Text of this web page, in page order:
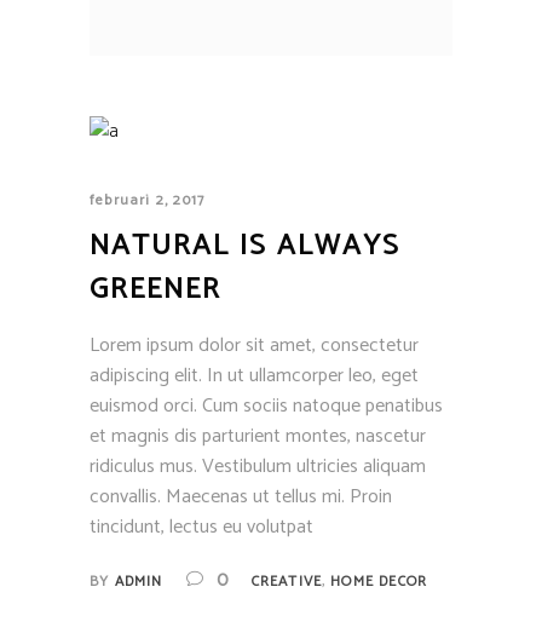
februari 2, 2017
NATURAL IS ALWAYS
GREENER
Lorem ipsum dolor sit amet, consectetur
adipiscing elit. In ut ullamcorper leo, eget
euismod orci. Cum sociis natoque penatibus
et magnis dis parturient montes, nascetur
ridiculus mus. Vestibulum ultricies aliquam
convallis. Maecenas ut tellus mi. Proin
tincidunt, lectus eu volutpat
BY ADMIN 0 CREATIVE, HOME DECOR